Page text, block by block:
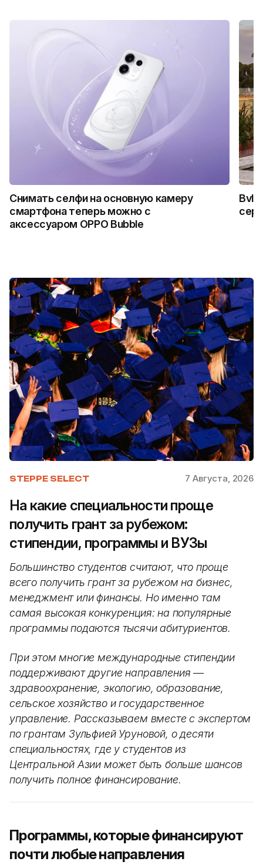
Снимать селфи на основную камеру
смартфона теперь можно с
аксессуаром OPPO Bubble
STEPPE SELECT 7 Августа, 2026
На какие специальности проще
получить грант за рубежом:
стипендии, программы и ВУЗы
Большинство студентов считают, что проще
всего получить грант за рубежом на бизнес,
менеджмент или финансы. Но именно там
самая высокая конкуренция: на популярные
программы подаются тысячи абитуриентов.
При этом многие международные стипендии
поддерживают другие направления —
здравоохранение, экологию, образование,
сельское хозяйство и государственное
управление. Рассказываем вместе с экспертом
по грантам Зульфией Уруновой, о десяти
специальностях, где у студентов из
Центральной Азии может быть больше шансов
получить полное финансирование.
Программы, которые финансируют
почти любые направления